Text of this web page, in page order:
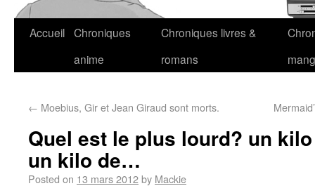
Accueil Chroniques
anime
Chroniques livres &
romans
← Moebius, Gir et Jean Giraud sont morts.
Quel est le plus lourd? un
un kilo de…
Posted on 13 mars 2012by Mackie